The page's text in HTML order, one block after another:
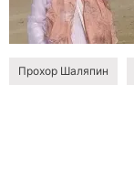
Прохор Шаляпин